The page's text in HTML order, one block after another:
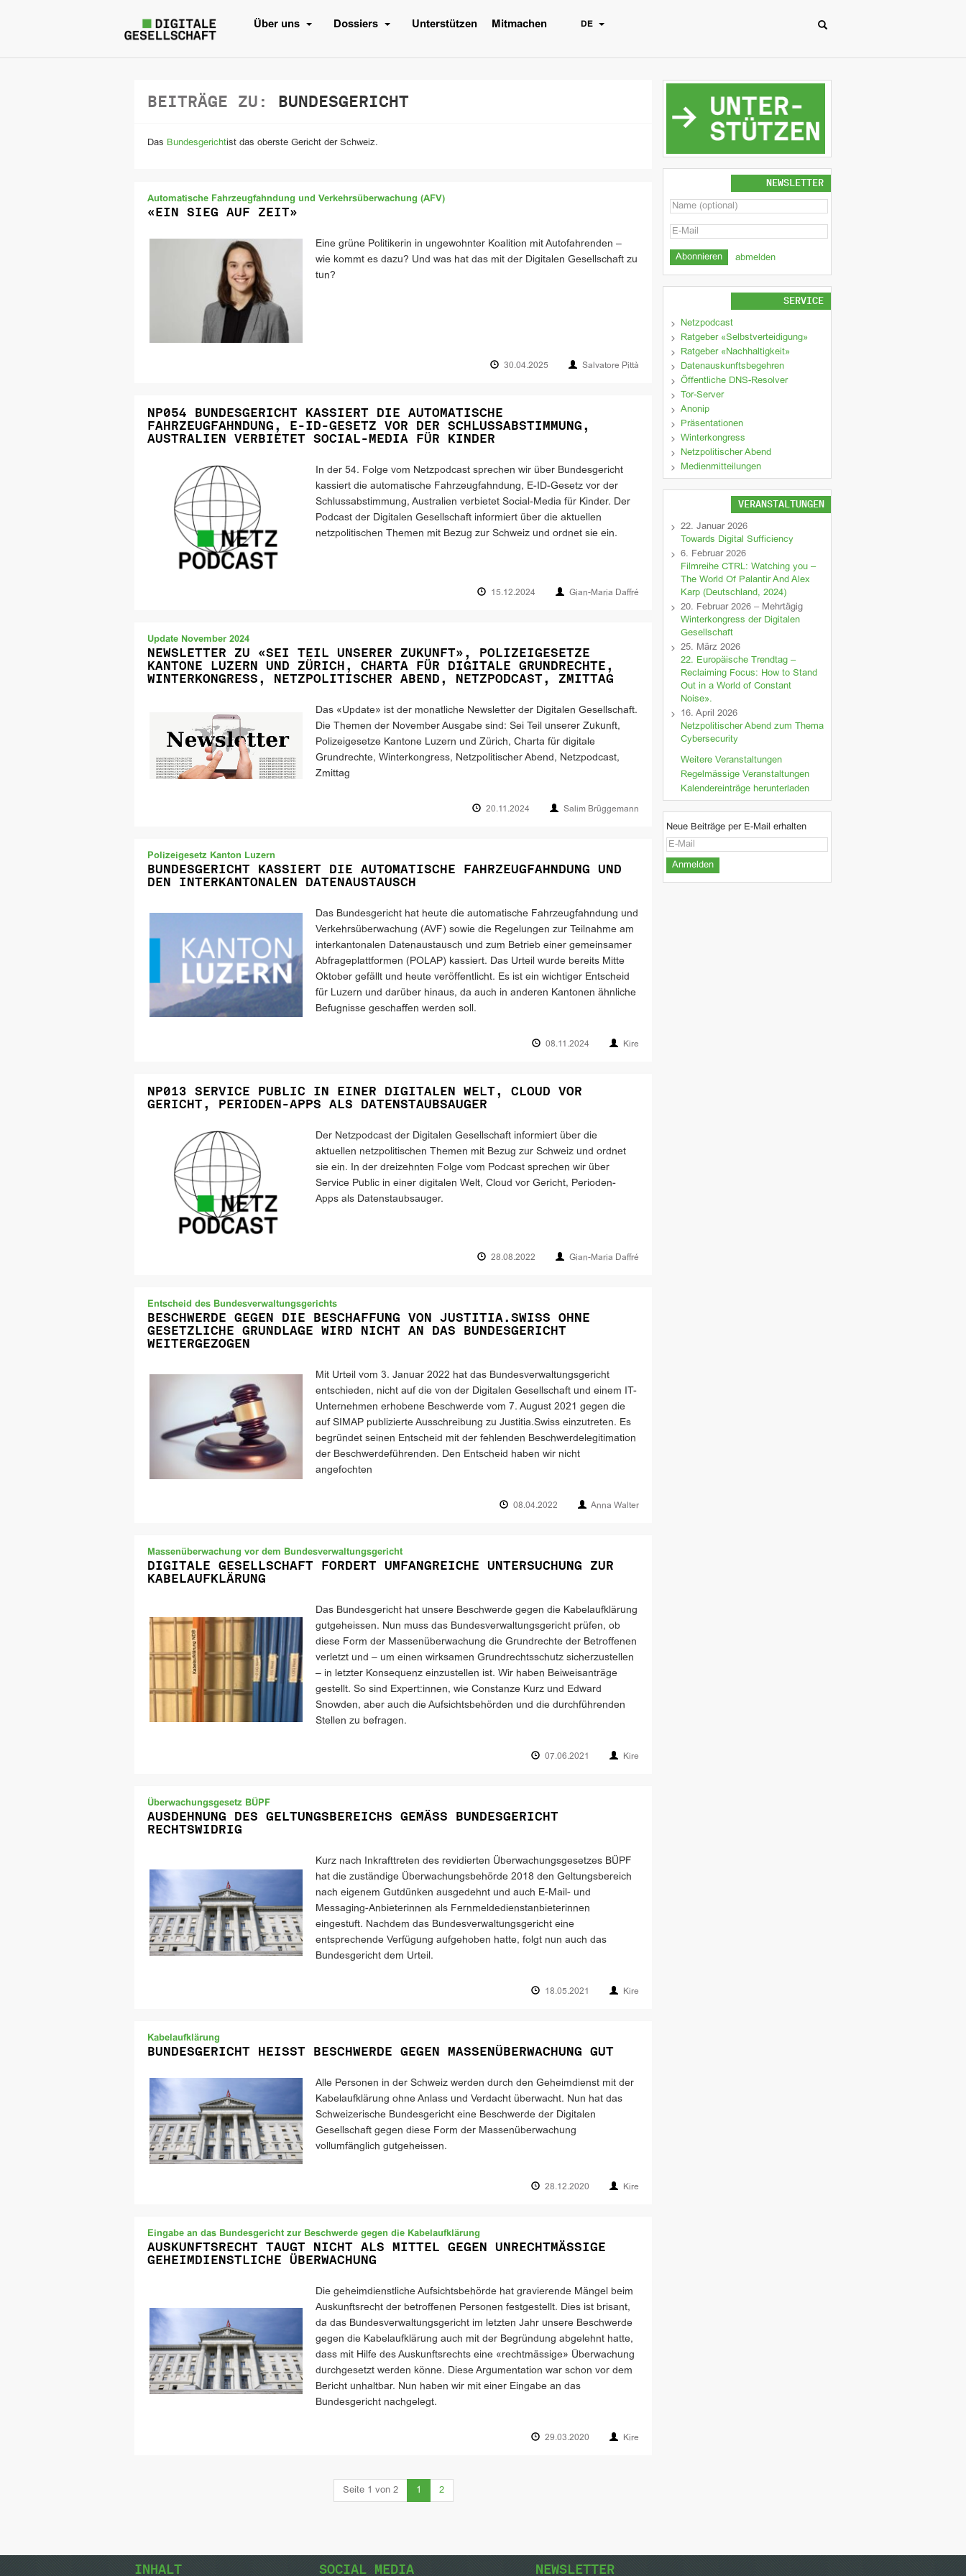
Über uns Dossiers Unterstützen Mitmachen DE
BEITRÄGE ZU: BUNDESGERICHT
Das Bundesgerichtist das oberste Gericht der Schweiz.
Automatische Fahrzeugfahndung und Verkehrsüberwachung (AFV)
«EIN SIEG AUF ZEIT»
Eine grüne Politikerin in ungewohnter Koalition mit Autofahrenden –
wie kommt es dazu? Und was hat das mit der Digitalen Gesellschaft zu
tun?
30.04.2025 Salvatore Pittà
NP054 BUNDESGERICHT KASSIERT DIE AUTOMATISCHE
FAHRZEUGFAHNDUNG, E-ID-GESETZ VOR DER SCHLUSSABSTIMMUNG,
AUSTRALIEN VERBIETET SOCIAL-MEDIA FÜR KINDER
In der 54. Folge vom Netzpodcast sprechen wir über Bundesgericht
kassiert die automatische Fahrzeugfahndung, E-ID-Gesetz vor der
Schlussabstimmung, Australien verbietet Social-Media für Kinder. Der
Podcast der Digitalen Gesellschaft informiert über die aktuellen
netzpolitischen Themen mit Bezug zur Schweiz und ordnet sie ein.
15.12.2024 Gian-Maria Daffré
Update November 2024
NEWSLETTER ZU «SEI TEIL UNSERER ZUKUNFT», POLIZEIGESETZE
KANTONE LUZERN UND ZÜRICH, CHARTA FÜR DIGITALE GRUNDRECHTE,
WINTERKONGRESS, NETZPOLITISCHER ABEND, NETZPODCAST, ZMITTAG
Das «Update» ist der monatliche Newsletter der Digitalen Gesellschaft.
Die Themen der November Ausgabe sind: Sei Teil unserer Zukunft,
Polizeigesetze Kantone Luzern und Zürich, Charta für digitale
Grundrechte, Winterkongress, Netzpolitischer Abend, Netzpodcast,
Zmittag
20.11.2024 Salim Brüggemann
Polizeigesetz Kanton Luzern
BUNDESGERICHT KASSIERT DIE AUTOMATISCHE FAHRZEUGFAHNDUNG UND
DEN INTERKANTONALEN DATENAUSTAUSCH
Das Bundesgericht hat heute die automatische Fahrzeugfahndung und
Verkehrsüberwachung (AVF) sowie die Regelungen zur Teilnahme am
interkantonalen Datenaustausch und zum Betrieb einer gemeinsamer
Abfrageplattformen (POLAP) kassiert. Das Urteil wurde bereits Mitte
Oktober gefällt und heute veröffentlicht. Es ist ein wichtiger Entscheid
für Luzern und darüber hinaus, da auch in anderen Kantonen ähnliche
Befugnisse geschaffen werden soll.
08.11.2024 Kire
NP013 SERVICE PUBLIC IN EINER DIGITALEN WELT, CLOUD VOR
GERICHT, PERIODEN-APPS ALS DATENSTAUBSAUGER
Der Netzpodcast der Digitalen Gesellschaft informiert über die
aktuellen netzpolitischen Themen mit Bezug zur Schweiz und ordnet
sie ein. In der dreizehnten Folge vom Podcast sprechen wir über
Service Public in einer digitalen Welt, Cloud vor Gericht, Perioden-
Apps als Datenstaubsauger.
28.08.2022 Gian-Maria Daffré
Entscheid des Bundesverwaltungsgerichts
BESCHWERDE GEGEN DIE BESCHAFFUNG VON JUSTITIA.SWISS OHNE
GESETZLICHE GRUNDLAGE WIRD NICHT AN DAS BUNDESGERICHT
WEITERGEZOGEN
Mit Urteil vom 3. Januar 2022 hat das Bundesverwaltungsgericht
entschieden, nicht auf die von der Digitalen Gesellschaft und einem IT-
Unternehmen erhobene Beschwerde vom 7. August 2021 gegen die
auf SIMAP publizierte Ausschreibung zu Justitia.Swiss einzutreten. Es
begründet seinen Entscheid mit der fehlenden Beschwerdelegitimation
der Beschwerdeführenden. Den Entscheid haben wir nicht
angefochten
08.04.2022 Anna Walter
Massenüberwachung vor dem Bundesverwaltungsgericht
DIGITALE GESELLSCHAFT FORDERT UMFANGREICHE UNTERSUCHUNG ZUR
KABELAUFKLÄRUNG
Das Bundesgericht hat unsere Beschwerde gegen die Kabelaufklärung
gutgeheissen. Nun muss das Bundes­verwaltungsgericht prüfen, ob
diese Form der Massenüberwachung die Grundrechte der Betroffenen
verletzt und – um einen wirksamen Grundrechtsschutz sicherzustellen
– in letzter Konsequenz einzustellen ist. Wir haben Beiweisanträge
gestellt. So sind Expert:innen, wie Constanze Kurz und Edward
Snowden, aber auch die Aufsichtsbehörden und die durchführenden
Stellen zu befragen.
07.06.2021 Kire
Überwachungsgesetz BÜPF
AUSDEHNUNG DES GELTUNGSBEREICHS GEMÄSS BUNDESGERICHT
RECHTSWIDRIG
Kurz nach Inkrafttreten des revidierten Überwachungsgesetzes BÜPF
hat die zuständige Überwachungsbehörde 2018 den Geltungsbereich
nach eigenem Gutdünken ausgedehnt und auch E-Mail- und
Messaging-Anbieterinnen als Fernmeldedienstanbieterinnen
eingestuft. Nachdem das Bundesver­waltungsgericht eine
entsprechende Verfügung aufgehoben hatte, folgt nun auch das
Bundesgericht dem Urteil.
18.05.2021 Kire
Kabelaufklärung
BUNDESGERICHT HEISST BESCHWERDE GEGEN MASSENÜBERWACHUNG GUT
Alle Personen in der Schweiz werden durch den Geheimdienst mit der
Kabelaufklärung ohne Anlass und Verdacht überwacht. Nun hat das
Schweizerische Bundesgericht eine Beschwerde der Digitalen
Gesellschaft gegen diese Form der Massenüberwachung
vollumfänglich gutgeheissen.
28.12.2020 Kire
Eingabe an das Bundesgericht zur Beschwerde gegen die Kabelaufklärung
AUSKUNFTSRECHT TAUGT NICHT ALS MITTEL GEGEN UNRECHTMÄSSIGE
GEHEIMDIENSTLICHE ÜBERWACHUNG
Die geheimdienstliche Aufsichtsbehörde hat gravierende Mängel beim
Auskunftsrecht der betroffenen Personen festgestellt. Dies ist brisant,
da das Bundesverwaltungs­gericht im letzten Jahr unsere Beschwerde
gegen die Kabelaufklärung auch mit der Begründung abgelehnt hatte,
dass mit Hilfe des Auskunftsrechts eine «recht­mässige» Überwachung
durchgesetzt werden könne. Diese Argumentation war schon vor dem
Bericht unhaltbar. Nun haben wir mit einer Eingabe an das
Bundesgericht nachgelegt.
29.03.2020 Kire
Seite 1 von 2 1 (current)
2
NEWSLETTER
abmelden
SERVICE
Netzpodcast
Ratgeber «Selbstverteidigung»
Ratgeber «Nachhaltigkeit»
Datenauskunftsbegehren
Öffentliche DNS-Resolver
Tor-Server
Anonip
Präsentationen
Winterkongress
Netzpolitischer Abend
Medienmitteilungen
VERANSTALTUNGEN
22. Januar 2026
Towards Digital Sufficiency
6. Februar 2026
Filmreihe CTRL: Watching you –
The World Of Palantir And Alex
Karp (Deutschland, 2024)
20. Februar 2026 – Mehrtägig
Winterkongress der Digitalen
Gesellschaft
25. März 2026
22. Europäische Trendtag –
Reclaiming Focus: How to Stand
Out in a World of Constant
Noise».
16. April 2026
Netzpolitischer Abend zum Thema
Cybersecurity
Weitere Veranstaltungen
Regelmässige Veranstaltungen
Kalendereinträge herunterladen
Neue Beiträge per E-Mail erhalten
INHALT SOCIAL MEDIA NEWSLETTER